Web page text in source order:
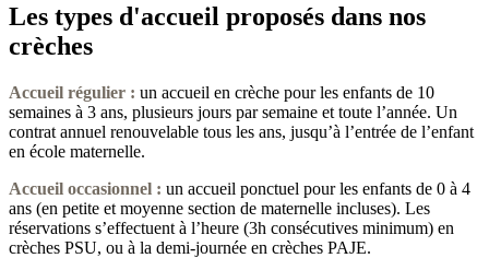
Les types d'accueil proposés dans nos
crèches
Accueil régulier : un accueil en crèche pour les enfants de 10
semaines à 3 ans, plusieurs jours par semaine et toute l’année. Un
contrat annuel renouvelable tous les ans, jusqu’à l’entrée de l’enfant
en école maternelle.
Accueil occasionnel : un accueil ponctuel pour les enfants de 0 à 4
ans (en petite et moyenne section de maternelle incluses). Les
réservations s’effectuent à l’heure (3h consécutives minimum) en
crèches PSU, ou à la demi-journée en crèches PAJE.